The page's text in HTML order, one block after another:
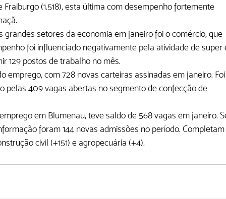
Fraiburgo (1.518), esta última com desempenho fortemente
grandes setores da economia em janeiro foi o comércio, que
foi influenciado negativamente pela atividade de
129 postos de trabalho no mês.
emprego, com 728 novas carteiras assinadas em janeiro.
pelas 409 vagas abertas no segmento de confecção de
em Blumenau, teve saldo de 568 vagas em janeiro.
foram 144 novas admissões no período. Completam
civil (+151) e agropecuária (+4).